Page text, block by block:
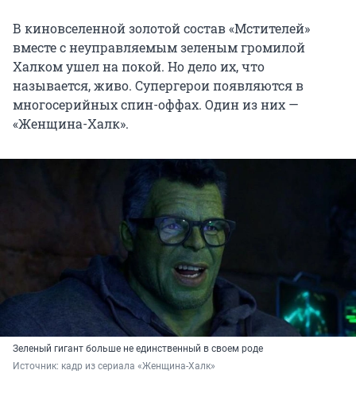
В киновселенной золотой состав «Мстителей»
вместе с неуправляемым зеленым громилой
Халком ушел на покой. Но дело их, что
называется, живо. Супергерои появляются в
многосерийных спин-оффах. Один из них —
«Женщина-Халк».
Зеленый гигант больше не единственный в своем роде
Источник: кадр из сериала «Женщина-Халк»